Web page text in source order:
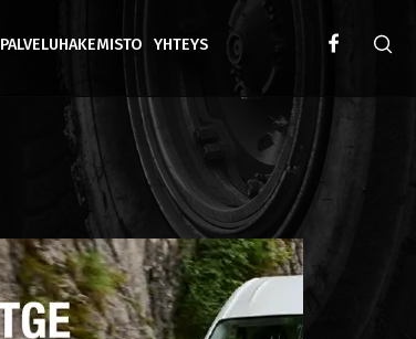
PALVELUHAKEMISTO YHTEYS